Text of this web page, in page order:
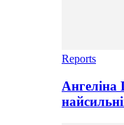
Reports
Ангеліна